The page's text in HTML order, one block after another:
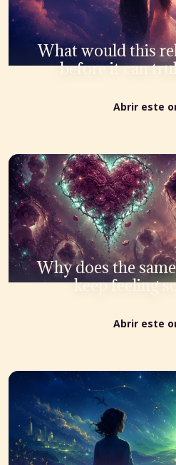
What would this
before it can
Abrir este
Why does the
keep feeling
Abrir este